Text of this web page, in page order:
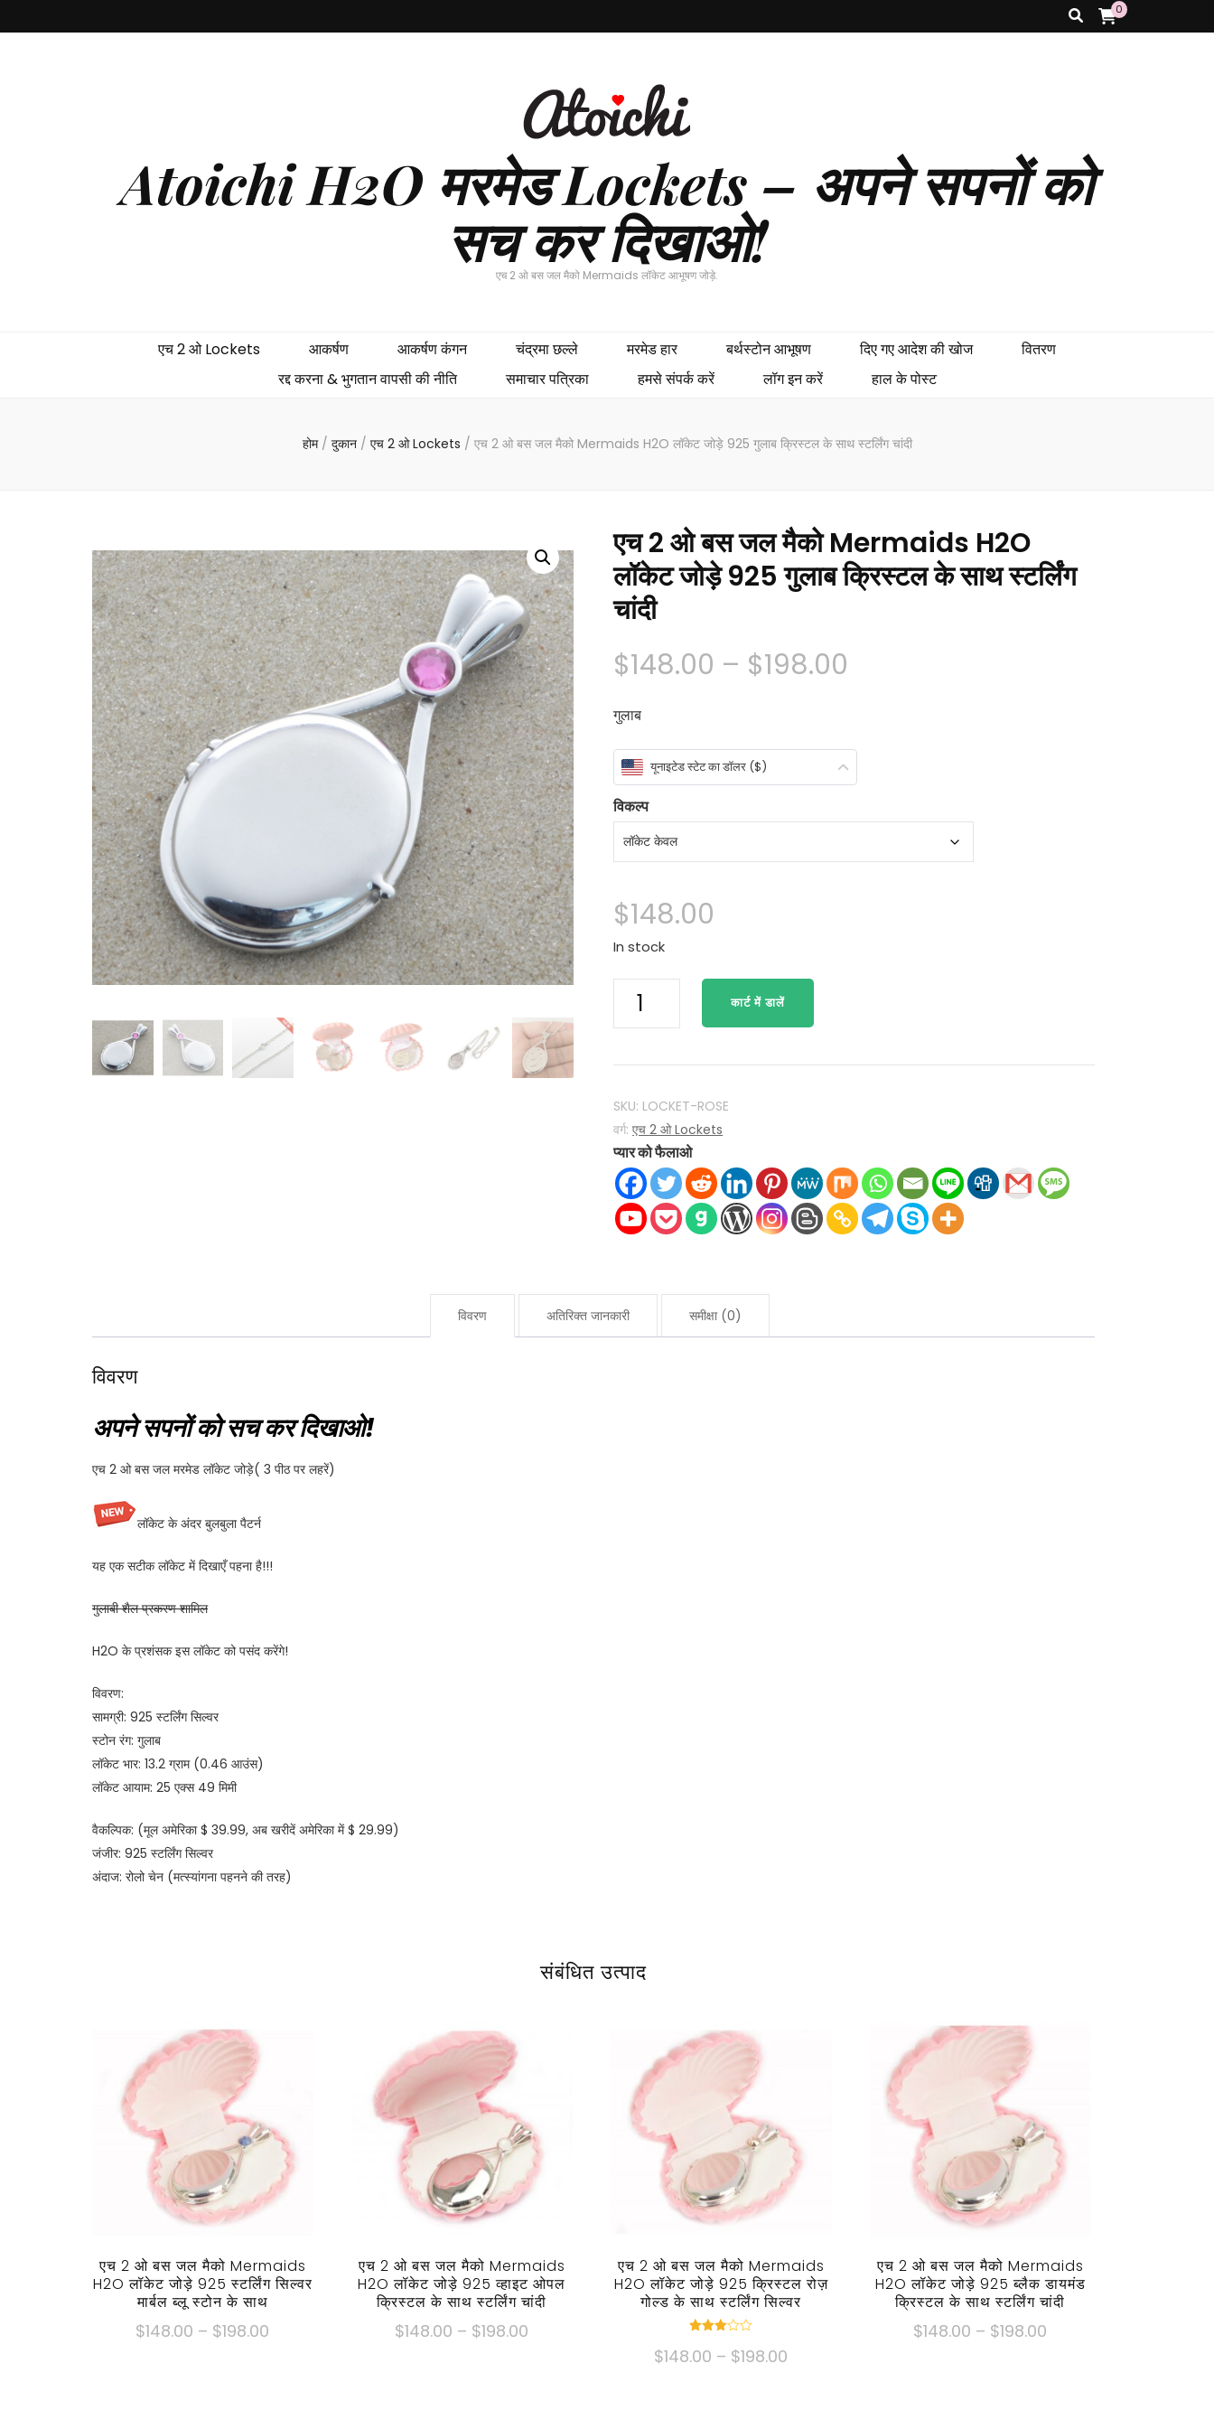
0
Atoichi H2O मरमेड Lockets – अपने सपनों को
सच कर दिखाओ!
एच 2 ओ बस जल मैको Mermaids लॉकेट आभूषण जोड़े.
एच 2 ओ Lockets आकर्षण आकर्षण कंगन चंद्रमा छल्ले मरमेड हार बर्थस्टोन आभूषण दिए गए आदेश की खोज
वितरण
रद्द करना & भुगतान वापसी की नीति
समाचार पत्रिका हमसे संपर्क करें लॉग इन करें हाल के पोस्ट
होम / दुकान / एच 2 ओ Lockets / एच 2 ओ बस जल मैको Mermaids H2O लॉकेट जोड़े 925 गुलाब क्रिस्टल के साथ स्टर्लिंग चांदी
एच 2 ओ बस जल मैको Mermaids H2O
लॉकेट जोड़े 925 गुलाब क्रिस्टल के साथ स्टर्लिंग
चांदी
$148.00 – $198.00
$148.00
के
माध्यम
से
गुलाब
यूनाइटेड स्टेट का डॉलर ($)
विकल्प
$148.00
In stock
बस
मैको
Mermaids
H2O
लॉकेट
जोड़े
925
के
साथ
स्टर्लिंग
कार्ट में डालें
SKU: LOCKET-ROSE
वर्ग:एच 2 ओ Lockets
प्यार को फैलाओ
विवरण अतिरिक्त जानकारी समीक्षा (0)
विवरण
अपने सपनों को सच कर दिखाओ!
एच 2 ओ बस जल मरमेड लॉकेट जोड़े( 3 पीठ पर लहरें)
लॉकेट के अंदर बुलबुला पैटर्न
यह एक सटीक लॉकेट में दिखाएँ पहना है!!!
गुलाबी शैल प्रकरण शामिल
H2O के प्रशंसक इस लॉकेट को पसंद करेंगे!
विवरण:
सामग्री: 925 स्टर्लिंग सिल्वर
स्टोन रंग: गुलाब
लॉकेट भार: 13.2 ग्राम (0.46 आउंस)
लॉकेट आयाम: 25 एक्स 49 मिमी
वैकल्पिक: (मूल अमेरिका $ 39.99, अब खरीदें अमेरिका में $ 29.99)
जंजीर: 925 स्टर्लिंग सिल्वर
अंदाज: रोलो चेन (मत्स्यांगना पहनने की तरह)
संबंधित उत्पाद
एच 2 ओ बस जल मैको Mermaids
H2O लॉकेट जोड़े 925 स्टर्लिंग सिल्वर
मार्बल ब्लू स्टोन के साथ
$148.00 – $198.00
एच 2 ओ बस जल मैको Mermaids
H2O लॉकेट जोड़े 925 व्हाइट ओपल
क्रिस्टल के साथ स्टर्लिंग चांदी
$148.00 – $198.00
एच 2 ओ बस जल मैको Mermaids
H2O लॉकेट जोड़े 925 क्रिस्टल रोज़
गोल्ड के साथ स्टर्लिंग सिल्वर
3.00
से बाहर
$148.00 – $198.00
एच 2 ओ बस जल मैको Mermaids
H2O लॉकेट जोड़े 925 ब्लैक डायमंड
क्रिस्टल के साथ स्टर्लिंग चांदी
$148.00 – $198.00